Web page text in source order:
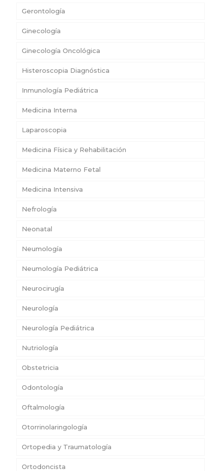
Gerontología
Ginecología
Ginecología Oncológica
Histeroscopia Diagnóstica
Inmunología Pediátrica
Medicina Interna
Laparoscopia
Medicina Física y Rehabilitación
Medicina Materno Fetal
Medicina Intensiva
Nefrología
Neonatal
Neumología
Neumología Pediátrica
Neurocirugía
Neurología
Neurología Pediátrica
Nutriología
Obstetricia
Odontología
Oftalmología
Otorrinolaringología
Ortopedia y Traumatología
Ortodoncista